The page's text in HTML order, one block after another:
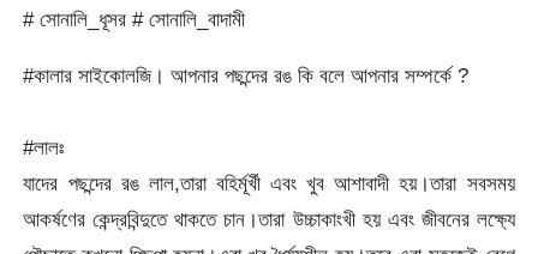
# সোনালি_ধূসর # সোনালি_বাদামী
#কালার সাইকোলজি। আপনার পছন্দের রঙ কি বলে আপনার সম্পর্কে ?
#লালঃ
যাদের পছন্দের রঙ লাল,তারা বহির্মূর্খী এবং খুব আশাবাদী হয়।তারা সবসময়
আকর্ষণের কেন্দ্রবিন্দুতে থাকতে চান।তারা উচ্চাকাংখী হয় এবং জীবনের লক্ষ্যে